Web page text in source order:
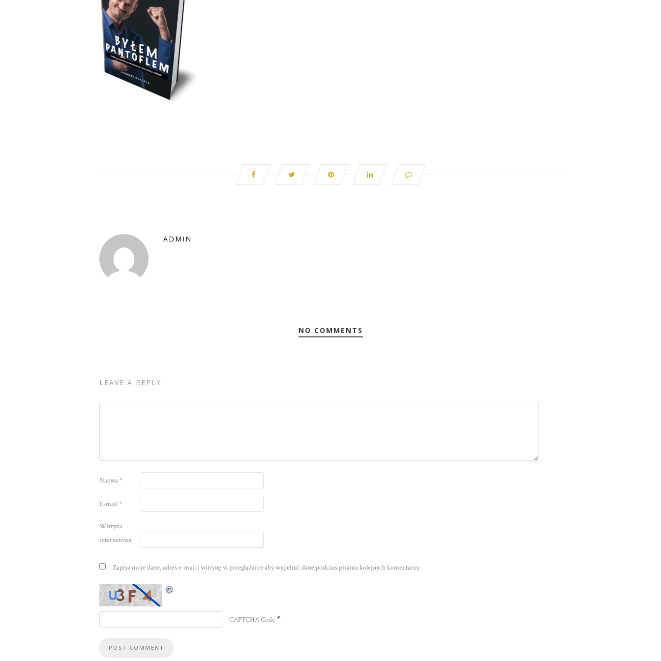
ADMIN
NO COMMENTS
LEAVE A REPLY
Nazwa*
E-mail*
Witryna
internetowa
Zapisz moje dane, adres e-mail i witrynę w przeglądarce aby wypełnić dane podczas pisania kolejnych komentarzy.
CAPTCHA Code *